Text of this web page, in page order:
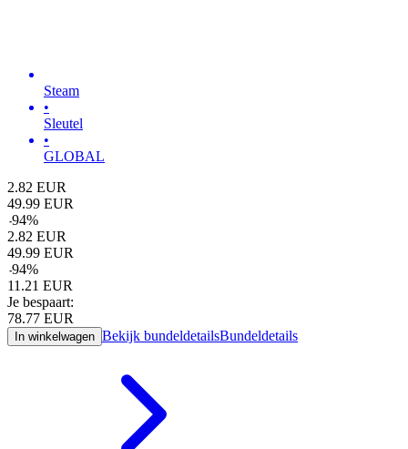
Steam
•
Sleutel
•
GLOBAL
2.82 EUR
49.99 EUR
-94%
2.82 EUR
49.99 EUR
-94%
11.21 EUR
Je bespaart:
78.77 EUR
In winkelwagen Bekijk bundeldetailsBundeldetails